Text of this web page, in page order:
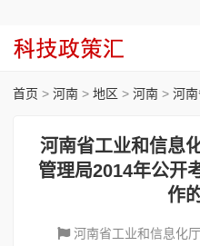
首页 > 河南 > 地区 > 河南 > 河南省工
河南省工业和信息
管理局2014年公开
作
河南省工业和信息化厅